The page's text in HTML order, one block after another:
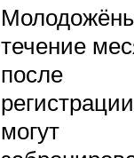
течение
после
регистрации
могут